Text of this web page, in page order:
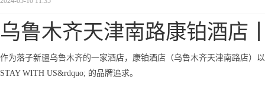
乌鲁木齐天津南路康铂酒店
作为落子新疆乌鲁木齐的一家酒店，康铂酒店（乌鲁木齐天津南路店）
STAY WITH US&rdquo; 的品牌追求。